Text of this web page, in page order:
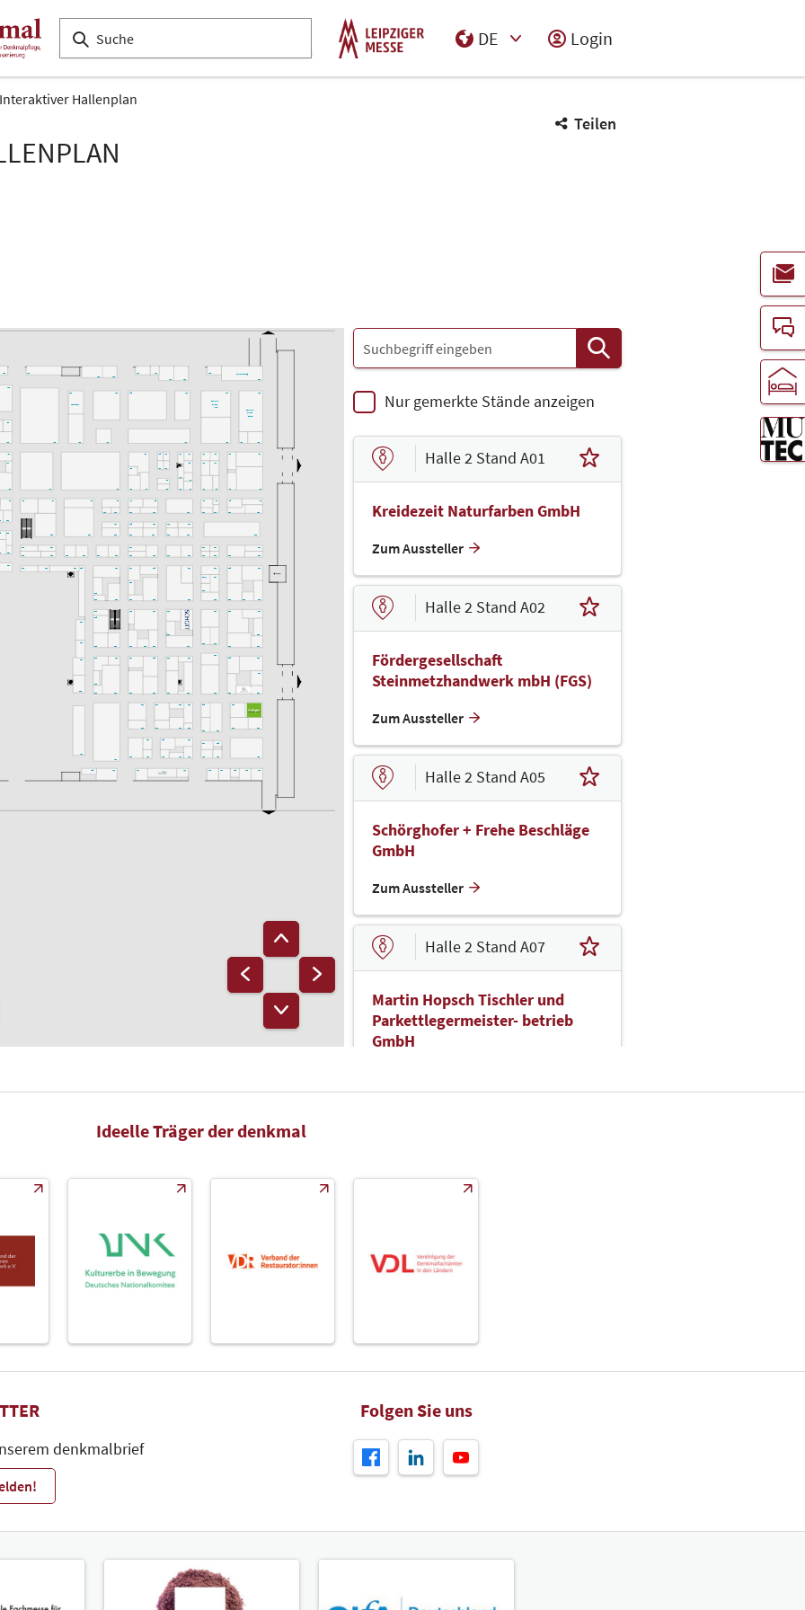
DE
Login
Interaktiver Hallenplan
Teilen
L19 L11
L15
L12
L14
L18
L23
Hackathon
K29
K33
K17
I12
K22
L16
I30
K28 K18
L20
L01
CAMPUS
denkmal-
L22
F34
D28
I33
K32
G30
G29
F25 F21 F11
E14
G33
E17 E13
E10
F09 F05
E02
E01
F16 F12
G09 G01
G02
G10
G16
I17
K09
K11
D09
C24 C20
D15
C21
C18 C14
D11
D13
E25
A09 A01
A07
A11
A30
A24
A02
B02
B04
C03
B06
B05
C10 C02
C12
D03
D05
C30
D27
D04
I31
G28
I27
F19
G24
I30
K15
K10
L07
CAMPUS
denkmal-
(LAB)
K06 K02
F06
I30
G18
A22
B11
B08
A10 A06
C17
A18 A16 A14 A12
B19
D06
E08
F01
E12
C11
C13 C05
B14
B16 B12
I15
A21
K37
D26
I05 I01
E23
D17
A17
D20
H11
F32
K25 K23
K21
K27
I20
G12
H09
F14
F18 F10 F08
G07
D22
D30
F33
G27
F28
B15
D01
E24
C26
E19
D21
G14
H13
H15
A03
E06
F02
G17
K13
F26
L08
L02
Projektleitung
E26
F17
E18
D14
D24
D23
C28
C06
A25 A05
F31 F27
F24 F20
K03
K07
K19
I09
E09
D16
L33 K28
K01
K39
L33
B20
F22
E03
E28
F15
E20
H17
I07
K14
D02
Nur gemerkte Stände anzeigen
Halle 2 Stand A01
Kreidezeit Naturfarben GmbH
Zum Aussteller
Halle 2 Stand A02
Fördergesellschaft
Steinmetzhandwerk mbH (FGS)
Zum Aussteller
Halle 2 Stand A05
Schörghofer + Frehe Beschläge
GmbH
Zum Aussteller
Halle 2 Stand A07
Martin Hopsch Tischler und
Parkettlegermeister- betrieb
GmbH
Bundesfachgruppe der
Halle 2 Stand A11
Halle 2 Stand A12
Ideelle Träger der denkmal
denkmalbrief
Folgen Sie uns